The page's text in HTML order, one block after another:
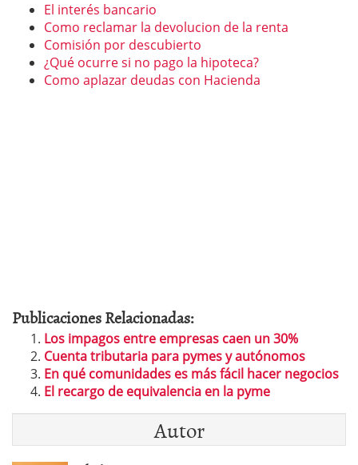
El interés bancario
Como reclamar la devolucion de la renta
Comisión por descubierto
¿Qué ocurre si no pago la hipoteca?
Como aplazar deudas con Hacienda
Publicaciones Relacionadas:
Los impagos entre empresas caen un 30%
Cuenta tributaria para pymes y autónomos
En qué comunidades es más fácil hacer negocios
El recargo de equivalencia en la pyme
Autor